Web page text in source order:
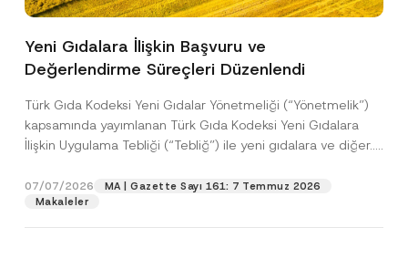
Yeni Gıdalara İlişkin Başvuru ve
Değerlendirme Süreçleri Düzenlendi
Türk Gıda Kodeksi Yeni Gıdalar Yönetmeliği (“Yönetmelik”)
kapsamında yayımlanan Türk Gıda Kodeksi Yeni Gıdalara
İlişkin Uygulama Tebliği (“Tebliğ”) ile yeni gıdalara ve diğer...
07/07/2026
MA | Gazette Sayı 161: 7 Temmuz 2026
Makaleler